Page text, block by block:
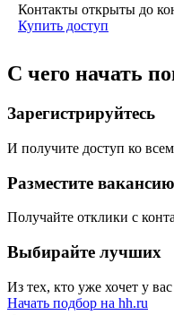
Контакты открыты до
Купить доступ
С чего начать
Зарегистрируйтесь
И получите доступ ко
Разместите вакансию
Получайте отклики с
Выбирайте лучших
Из тех, кто уже хочет у вас
Начать подбор на hh.ru